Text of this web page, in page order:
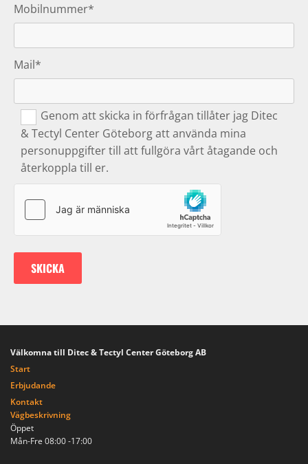
Mobilnummer*
Mail*
Genom att skicka in förfrågan tillåter jag Ditec
& Tectyl Center Göteborg att använda mina
personuppgifter till att fullgöra vårt åtagande och
återkoppla till er.
Välkomna till Ditec & Tectyl Center Göteborg AB
Start
Erbjudande
Kontakt
Vägbeskrivning
Öppet
Mån-Fre 08:00 -17:00